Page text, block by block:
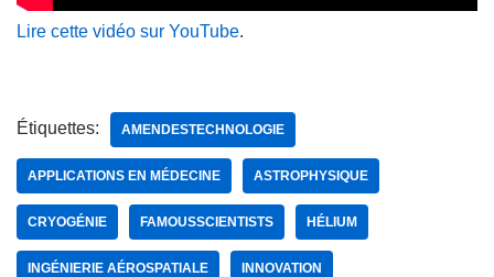
Lire cette vidéo sur YouTube.
Étiquettes: AMENDESTECHNOLOGIE
APPLICATIONS EN MÉDECINE ASTROPHYSIQUE
CRYOGÉNIE FAMOUSSCIENTISTS HÉLIUM
INGÉNIERIE AÉROSPATIALE INNOVATION